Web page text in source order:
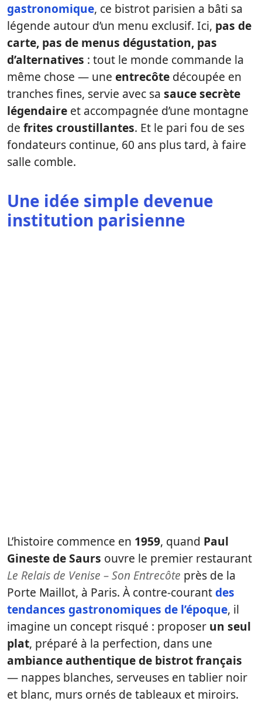
gastronomique, ce bistrot parisien a bâti sa
légende autour d’un menu exclusif. Ici, pas de
carte, pas de menus dégustation, pas
d’alternatives : tout le monde commande la
même chose — une entrecôte découpée en
tranches fines, servie avec sa sauce secrète
légendaire et accompagnée d’une montagne
de frites croustillantes. Et le pari fou de ses
fondateurs continue, 60 ans plus tard, à faire
salle comble.
Une idée simple devenue
institution parisienne
L’histoire commence en 1959, quand Paul
Gineste de Saurs ouvre le premier restaurant
Le Relais de Venise – Son Entrecôte près de la
Porte Maillot, à Paris. À contre-courantdes
tendances gastronomiques de l’époque, il
imagine un concept risqué : proposer un seul
plat, préparé à la perfection, dans une
ambiance authentique de bistrot français
— nappes blanches, serveuses en tablier noir
et blanc, murs ornés de tableaux et miroirs.